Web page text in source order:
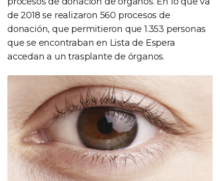
de 2018 se realizaron 560 procesos de
donación, que permitieron que 1.353 personas
que se encontraban en Lista de Espera
accedan a un trasplante de órganos.